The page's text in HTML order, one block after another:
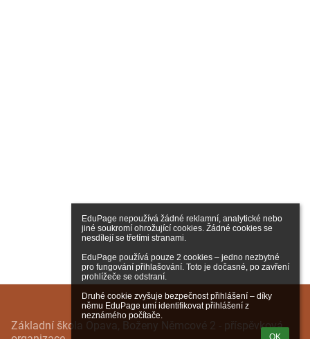
EduPage nepoužívá žádné reklamní, analytické nebo
jiné soukromí ohrožující cookies. Žádné cookies se
nesdílejí se třetími stranami.
EduPage používá pouze 2 cookies – jedno nezbytné
pro fungování přihlašování. Toto je dočasné, po zavření
prohlížeče se odstraní.
Druhé cookie zvyšuje bezpečnost přihlášení – díky
němu EduPage umí identifikovat přihlášení z
neznámého počítače.
OK
Základní škola Opava, Boženy Němcové 2 - příspěvková